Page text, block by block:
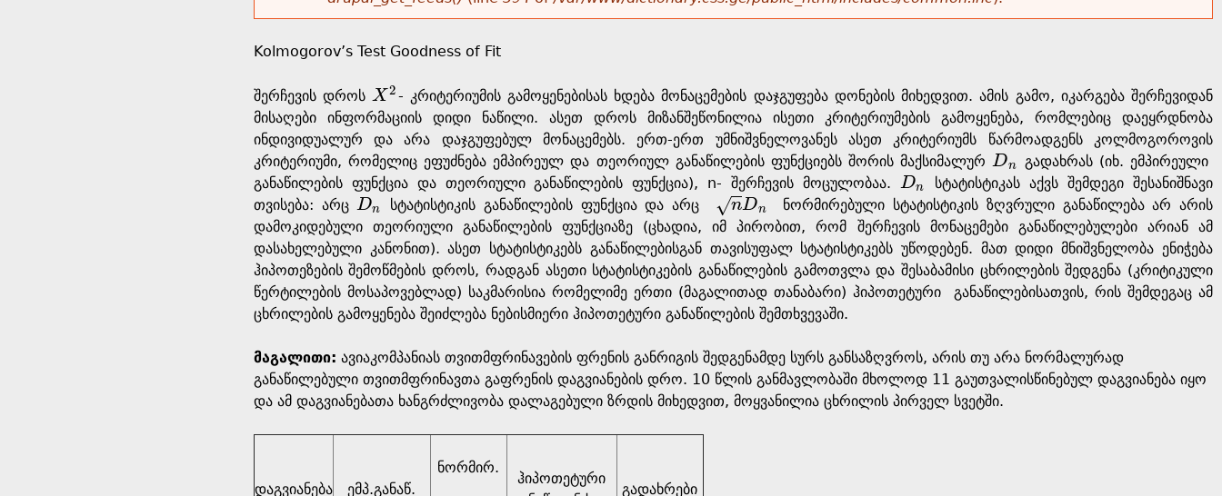
r
s
e
h
e
r
e
o
r
m
e
s
s
a
g
e
Kolmogorov’s Test Goodness of Fit
შერჩევის დროსX2
X2 - კრიტერიუმის გამოყენებისას ხდება მონაცემების დაჯგუფება დონების მიხედვით. ამის გამო, იკარგება შერჩევიდან
მისაღები ინფორმაციის დიდი ნაწილი. ასეთ დროს მიზანშეწონილია ისეთი კრიტერიუმების გამოყენება, რომლებიც დაეყრდნობა
ინდივიდუალურ და არა დაჯგუფებულ მონაცემებს. ერთ-ერთ უმნიშვნელოვანეს ასეთ კრიტერიუმს წარმოადგენს კოლმოგოროვის
კრიტერიუმი, რომელიც ეფუძნება ემპირეულ და თეორიულ განაწილების ფუნქციებს შორის მაქსიმალურDn
Dn
გადახრას (იხ. ემპირეული
განაწილების ფუნქცია და თეორიული განაწილების ფუნქცია), n- შერჩევის მოცულობაა.Dn
Dn
სტატისტიკას აქვს შემდეგი შესანიშნავი
თვისება: არცDn
Dn სტატისტიკის განაწილების ფუნქცია და არც n
√ Dn
nDn
ნორმირებული სტატისტიკის ზღვრული განაწილება არ არის
დამოკიდებული თეორიული განაწილების ფუნქციაზე (ცხადია, იმ პირობით, რომ შერჩევის მონაცემები განაწილებულები არიან ამ
დასახელებული კანონით). ასეთ სტატისტიკებს განაწილებისგან თავისუფალ სტატისტიკებს უწოდებენ. მათ დიდი მნიშვნელობა ენიჭება
ჰიპოთეზების შემოწმების დროს, რადგან ასეთი სტატისტიკების განაწილების გამოთვლა და შესაბამისი ცხრილების შედგენა (კრიტიკული
წერტილების მოსაპოვებლად) საკმარისია რომელიმე ერთი (მაგალითად თანაბარი) ჰიპოთეტური განაწილებისათვის, რის შემდეგაც ამ
ცხრილების გამოყენება შეიძლება ნებისმიერი ჰიპოთეტური განაწილების შემთხვევაში.
მაგალითი: ავიაკომპანიას თვითმფრინავების ფრენის განრიგის შედგენამდე სურს განსაზღვროს, არის თუ არა ნორმალურად
განაწილებული თვითმფრინავთა გაფრენის დაგვიანების დრო. 10 წლის განმავლობაში მხოლოდ 11 გაუთვალისწინებულ დაგვიანება იყო
და ამ დაგვიანებათა ხანგრძლივობა დალაგებული ზრდის მიხედვით, მოყვანილია ცხრილის პირველ სვეტში.
დაგვიანება ემპ.განაწ.
ნორმირ.
ჰიპოთეტური
გადახრები